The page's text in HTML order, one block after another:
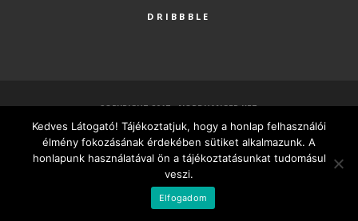
DRIBBBLE
COPYRIGHT 2017 - NORDHANGER KFT.
FŐOLDAL SZOLGÁLTATÁSOK RÓLUNK PARTNEREK
KAPCSOLAT MINDEN VÁLLALKOZÁSNAK LEGYEN SAJÁT HONLAPJA
MAGYAR
Kedves Látogató! Tájékoztatjuk, hogy a honlap felhasználói
élmény fokozásának érdekében sütiket alkalmazunk. A
honlapunk használatával ön a tájékoztatásunkat tudomásul
veszi.
Elfogadom